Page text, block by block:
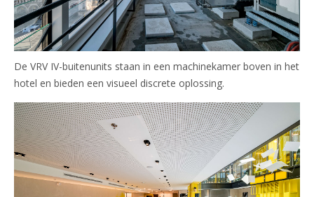
De VRV IV-buitenunits staan in een machinekamer boven in het
hotel en bieden een visueel discrete oplossing.